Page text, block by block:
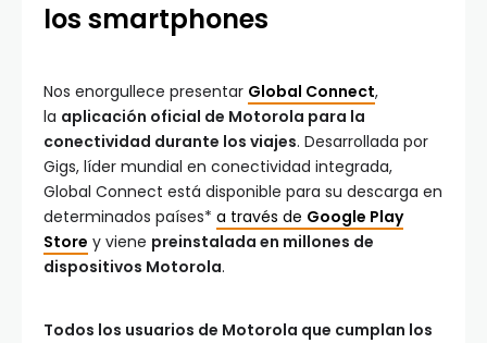
los smartphones
Nos enorgullece presentar Global Connect,
la aplicación oficial de Motorola para la
conectividad durante los viajes. Desarrollada por
Gigs, líder mundial en conectividad integrada,
Global Connect está disponible para su descarga en
determinados países* a través de Google Play
Store y viene preinstalada en millones de
dispositivos Motorola.
Todos los usuarios de Motorola que cumplan los